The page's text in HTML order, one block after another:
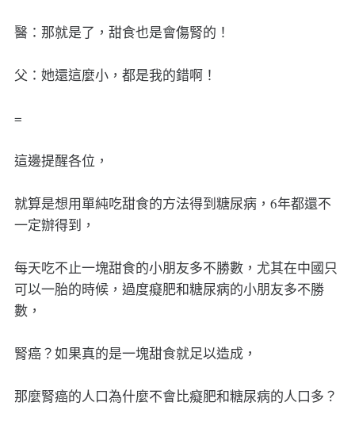
醫：那就是了，甜食也是會傷腎的！
父：她還這麼小，都是我的錯啊！
=
這邊提醒各位，
就算是想用單純吃甜食的方法得到糖尿病，6年都還不
一定辦得到，
每天吃不止一塊甜食的小朋友多不勝數，尤其在中國只
可以一胎的時候，過度癡肥和糖尿病的小朋友多不勝
數，
腎癌？如果真的是一塊甜食就足以造成，
那麼腎癌的人口為什麼不會比癡肥和糖尿病的人口多？